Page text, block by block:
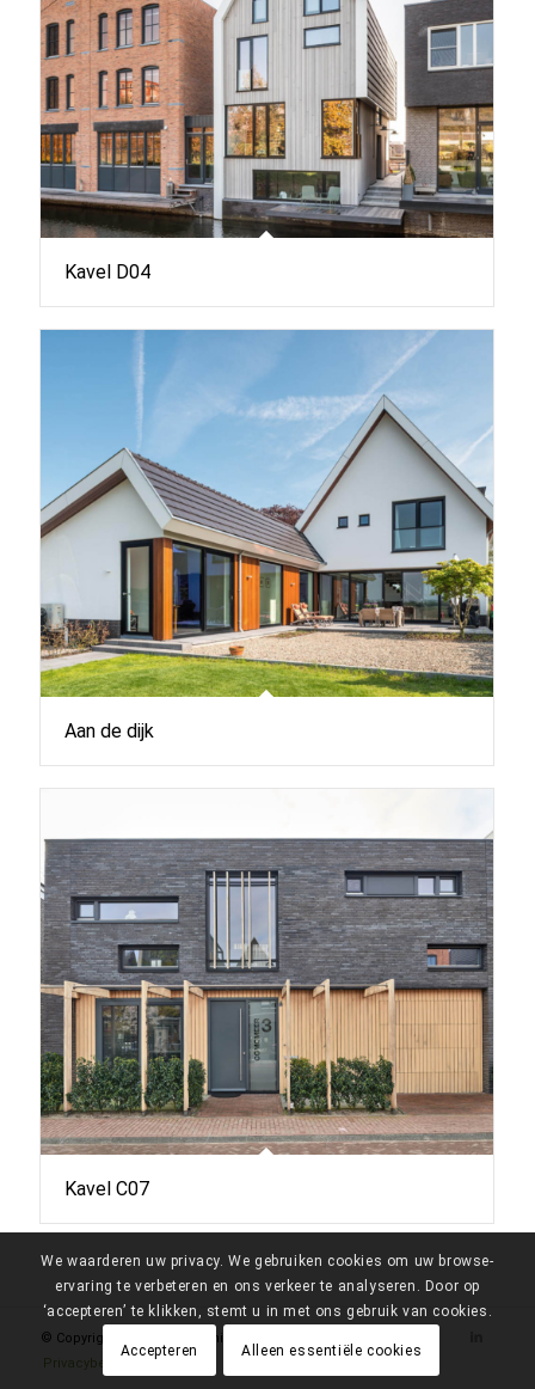
Kavel D04
Aan de dijk
Kavel C07
© Copyright - Meerveld Architectuur 2026
Privacybeleid
We waarderen uw privacy. We gebruiken cookies om uw browse-
ervaring te verbeteren en ons verkeer te analyseren. Door op
‘accepteren’ te klikken, stemt u in met ons gebruik van cookies.
Accepteren Alleen essentiële cookies